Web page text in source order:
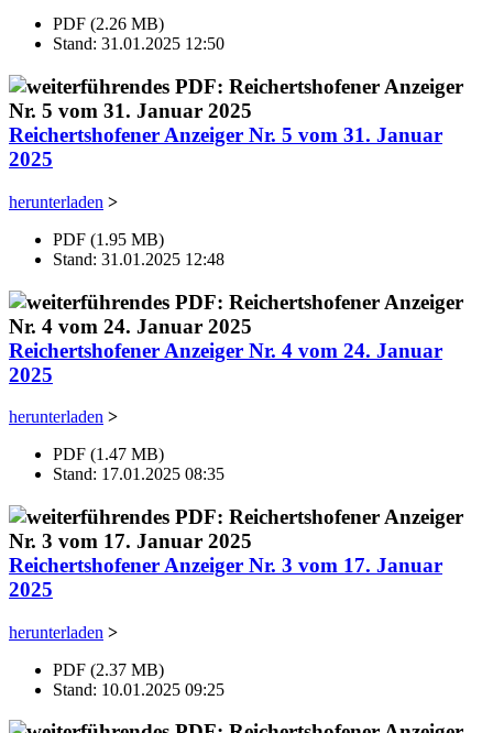
PDF (2.26 MB)
Stand: 31.01.2025 12:50
Reichertshofener Anzeiger Nr. 5 vom 31. Januar
2025
herunterladen >
PDF (1.95 MB)
Stand: 31.01.2025 12:48
Reichertshofener Anzeiger Nr. 4 vom 24. Januar
2025
herunterladen >
PDF (1.47 MB)
Stand: 17.01.2025 08:35
Reichertshofener Anzeiger Nr. 3 vom 17. Januar
2025
herunterladen >
PDF (2.37 MB)
Stand: 10.01.2025 09:25